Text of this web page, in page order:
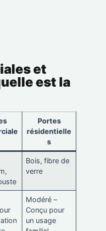
et
est la
Portes
résidentielle
s
Bois, fibre de
verre
Modéré –
Conçu pour
un usage